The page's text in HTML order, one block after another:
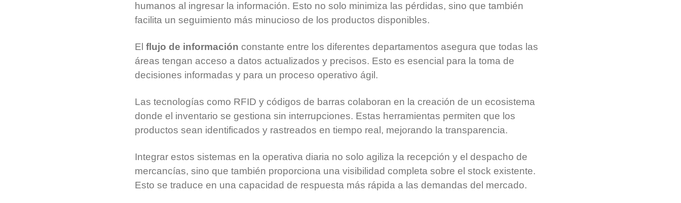
humanos al ingresar la información. Esto no solo minimiza las pérdidas, sino que también
facilita un seguimiento más minucioso de los productos disponibles.
El flujo de información constante entre los diferentes departamentos asegura que todas las
áreas tengan acceso a datos actualizados y precisos. Esto es esencial para la toma de
decisiones informadas y para un proceso operativo ágil.
Las tecnologías como RFID y códigos de barras colaboran en la creación de un ecosistema
donde el inventario se gestiona sin interrupciones. Estas herramientas permiten que los
productos sean identificados y rastreados en tiempo real, mejorando la transparencia.
Integrar estos sistemas en la operativa diaria no solo agiliza la recepción y el despacho de
mercancías, sino que también proporciona una visibilidad completa sobre el stock existente.
Esto se traduce en una capacidad de respuesta más rápida a las demandas del mercado.